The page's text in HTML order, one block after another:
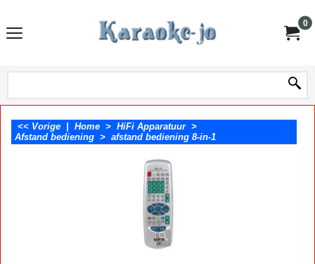
0
<< Vorige Home > HiFi Apparatuur>
Afstand bediening > afstand bediening 8-in-1